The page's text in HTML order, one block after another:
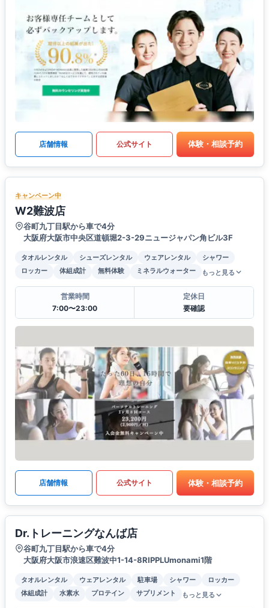
店舗情報 公式サイト 体験・相談予約
キャンペーン中
W2難波店
谷町九丁目駅から車で4分
大阪府大阪市中央区道頓堀2-3-29ニュージャパン角ビル3F
タオルレンタル シューズレンタル ウェアレンタル
シャワー
ロッカー
体組成計 無料体験 ミネラルウォーター もっと見る
営業時間
7:00〜23:00
定休日
要確認
店舗情報 公式サイト 体験・相談予約
Dr.トレーニングなんば店
谷町九丁目駅から車で4分
大阪府大阪市浪速区難波中1-14-8RIPPLUmonami1階
タオルレンタル ウェアレンタル 駐車場 シャワー
ロッカー
体組成計
水素水 プロテイン サプリメント もっと見る